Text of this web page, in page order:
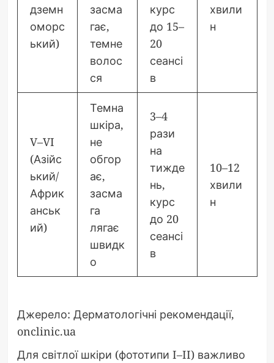
дземн
оморс
ький)
засма
гає,
темне
волос
ся
курс
до 15–
20
сеансі
в
хвили
н
V–VI
(Азійс
ький/
Африк
анськ
ий)
Темна
шкіра,
не
обгор
ає,
засма
га
лягає
швидк
о
3–4
рази
на
тижде
нь,
курс
до 20
сеансі
в
10–12
хвили
н
Джерело: Дерматологічні рекомендації,
onclinic.ua
Для світлої шкіри (фототипи I–II) важливо